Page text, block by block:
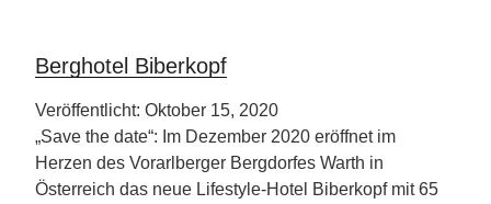
Dominikanischen
Republik“
Berghotel Biberkopf
Veröffentlicht: Oktober 15, 2020
„Save the date“: Im Dezember 2020 eröffnet im
Herzen des Vorarlberger Bergdorfes Warth in
Österreich das neue Lifestyle-Hotel Biberkopf mit 65